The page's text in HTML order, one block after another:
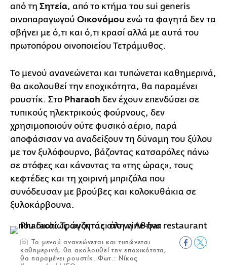
από τη Σητεία, από το κτήμα του sui generis
οινοπαραγωγού Οικονόμου ενώ τα φαγητά δεν τα
σβήνει με ό,τι και ό,τι κρασί αλλά με αυτά του
πρωτοπόρου οινοποιείου Τετράμυθος.
Το μενού ανανεώνεται και τυπώνεται καθημερινά,
θα ακολουθεί την εποχικότητα, θα παραμένει
ρουστίκ. Στo Pharaoh δεν έχουν επενδύσει σε
τυπικούς ηλεκτρικούς φούρνους, δεν
χρησιμοποιούν ούτε φυσικό αέριο, παρά
αποφάσισαν να αναδείξουν τη δύναμη του ξύλου
με τον ξυλόφουρνο, βάζοντας κατσαρόλες πάνω
σε στόφες και κάνοντας τα «της ώρας», τους
κεφτέδες και τη χοιρινή μπριζόλα που
συνόδευσαν με βρούβες και κολοκυθάκια σε
ξυλοκάρβουνα.
Το μενού ανανεώνεται και τυπώνεται
καθημερινά, θα ακολουθεί την εποχικότητα,
θα παραμένει ρουστίκ. Φωτ.: Νίκος